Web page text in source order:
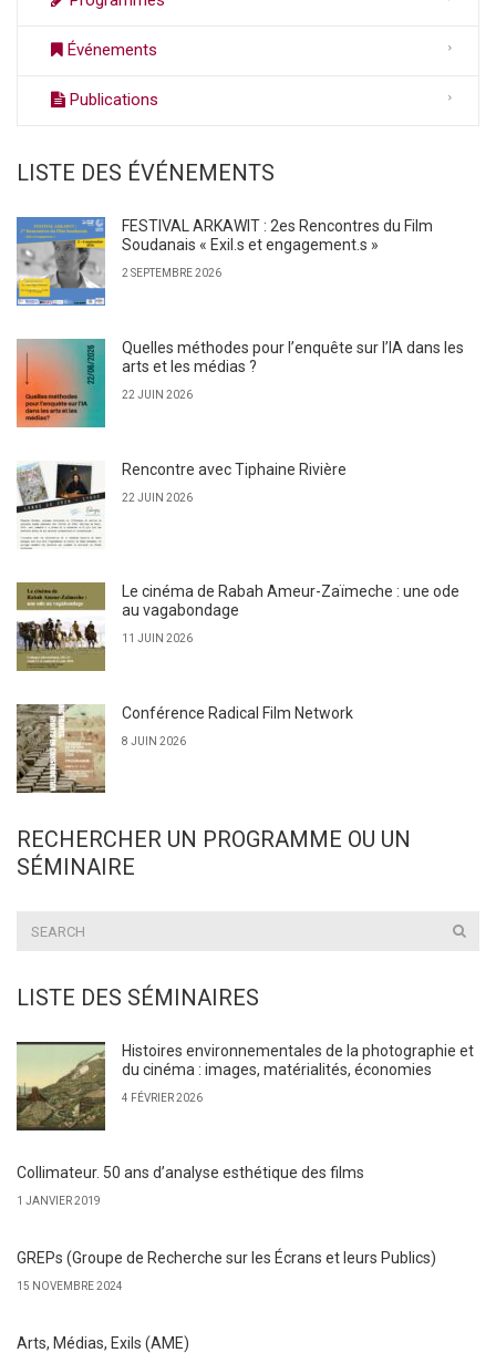
Événements
Publications
LISTE DES ÉVÉNEMENTS
FESTIVAL ARKAWIT : 2es Rencontres du Film
Soudanais « Exil.s et engagement.s »
2 SEPTEMBRE 2026
Quelles méthodes pour l’enquête sur l’IA dans les
arts et les médias ?
22 JUIN 2026
Rencontre avec Tiphaine Rivière
22 JUIN 2026
Le cinéma de Rabah Ameur-Zaïmeche : une ode
au vagabondage
11 JUIN 2026
Conférence Radical Film Network
8 JUIN 2026
RECHERCHER UN PROGRAMME OU UN
SÉMINAIRE
LISTE DES SÉMINAIRES
Histoires environnementales de la photographie et
du cinéma : images, matérialités, économies
4 FÉVRIER 2026
Collimateur. 50 ans d’analyse esthétique des films
1 JANVIER 2019
GREPs (Groupe de Recherche sur les Écrans et leurs Publics)
15 NOVEMBRE 2024
Arts, Médias, Exils (AME)